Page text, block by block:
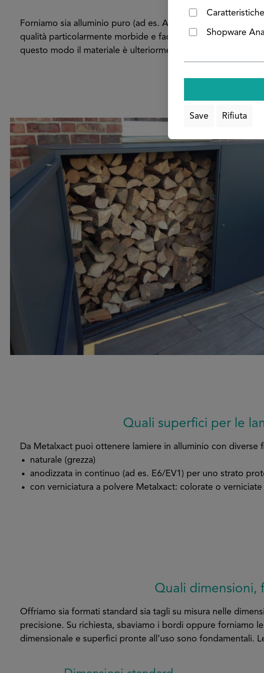
Forniamo sia alluminio puro (ad es. Al99,5) sia le comuni
qualità particolarmente morbide e facilmente formabili
questo modo il materiale è ulteriormente protetto dalla
Quali superfici per le
Da Metalxact puoi ottenere lamiere in alluminio con diverse
naturale (grezza)
anodizzata in continuo (ad es. E6/EV1) per uno strato
con verniciatura a polvere Metalxact: colorate o
Quali dimensioni,
Offriamo sia formati standard sia tagli su misura nelle
precisione. Su richiesta, sbaviamo i bordi oppure forniamo
dimensionale e superfici pronte all’uso sono fondamentali.
Shopware
Save Rifiuta